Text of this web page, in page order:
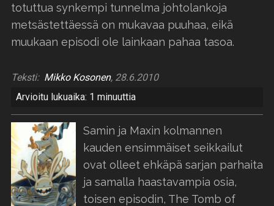
totuttua synkempi tunnelma johtolankoja
metsästettäessä on mukavaa puuhaa, eikä
muukaan episodi ole lainkaan pahaa tasoa.
Teksti: Mikko Kosonen, 28.6.2010
Arvioitu lukuaika: 1 minuuttia
Samin ja Maxin kolmannen
kauden ensimmäiset seikkailut
ovat olleet ehkäpä sarjan parhaita
ja samalla haastavampia osia,
toisen episodin, The Tomb of